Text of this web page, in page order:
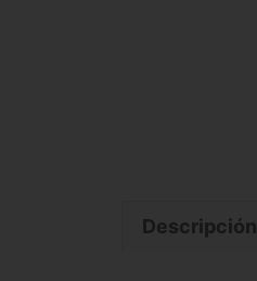
Descripción